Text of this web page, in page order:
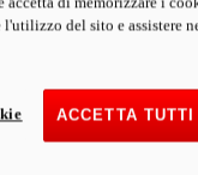
del sito e assistere
ACCETTA